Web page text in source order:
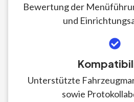
Bewertung der
und
Unterstützte
sowie